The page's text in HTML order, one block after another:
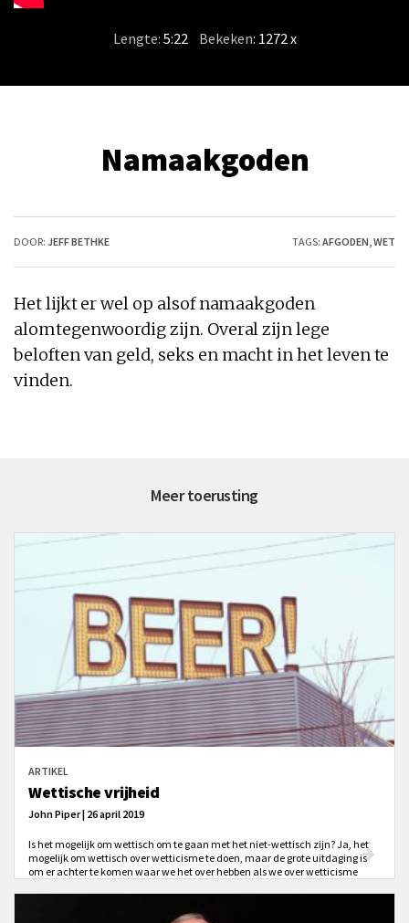
Lengte: 5:22/ Bekeken: 1272 x
Namaakgoden
DOOR: JEFF BETHKE TAGS: AFGODEN WET
Het lijkt er wel op alsof namaakgoden
alomtegenwoordig zijn. Overal zijn lege
beloften van geld, seks en macht in het leven te
vinden.
Meer toerusting
ARTIKEL
Wettische vrijheid
John Piper | 26 april 2019
Is het mogelijk om wettisch om te gaan met het niet-wettisch zijn? Ja, het
mogelijk om wettisch over wetticisme te doen, maar de grote uitdaging is
om er achter te komen waar we het over hebben als we over wetticisme